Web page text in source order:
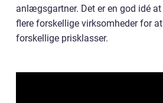
anlægsgartner. Det er en god idé
flere forskellige virksomheder for
forskellige prisklasser.